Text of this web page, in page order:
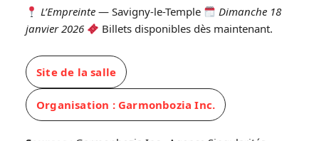
L’Empreinte — Savigny-le-Temple
Dimanche 18
janvier 2026
Billets disponibles dès maintenant.
Site de la salle
Organisation : Garmonbozia Inc.